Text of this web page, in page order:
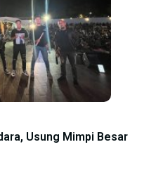
Usung Mimpi Besar